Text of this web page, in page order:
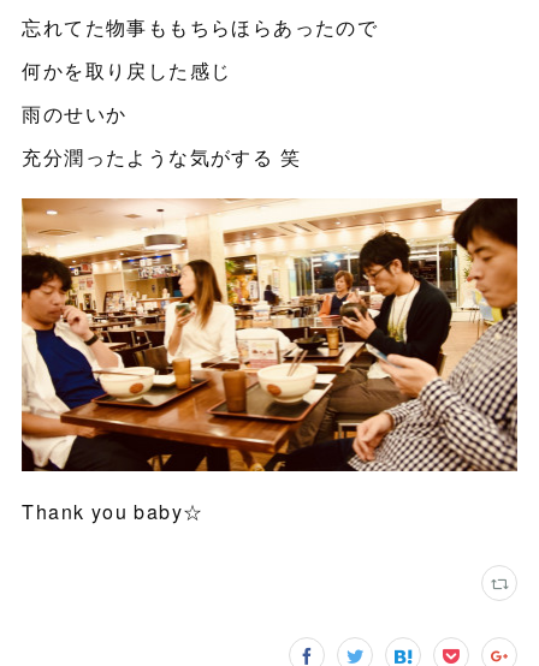
忘れてた物事ももちらほらあったので
何かを取り戻した感じ
雨のせいか
充分潤ったような気がする 笑
Thank you baby☆